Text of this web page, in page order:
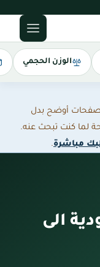
الوزن الحجمي
أوضح بدل
لما كنت تبحث عنه.
مباشرة.
الى